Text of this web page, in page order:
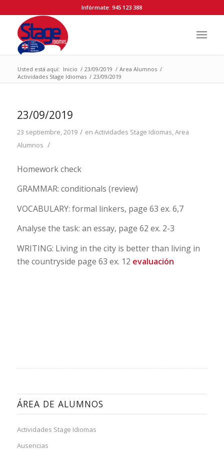
Infórmate: 945 123 388
Usted está aquí: Inicio / 23/09/2019 / Area Alumnos /
Actividades Stage Idiomas / 23/09/2019
23/09/2019
23 septiembre, 2019 / en Actividades Stage Idiomas,Area
Alumnos /
Homework check
GRAMMAR: conditionals (review)
VOCABULARY: formal linkers, page 63 ex. 6,7
Analyse the task: an essay, page 62 ex. 2-3
WRITING: Living in the city is better than living in
the countryside page 63 ex. 12 evaluación
ÁREA DE ALUMNOS
Actividades Stage Idiomas
Ausencias